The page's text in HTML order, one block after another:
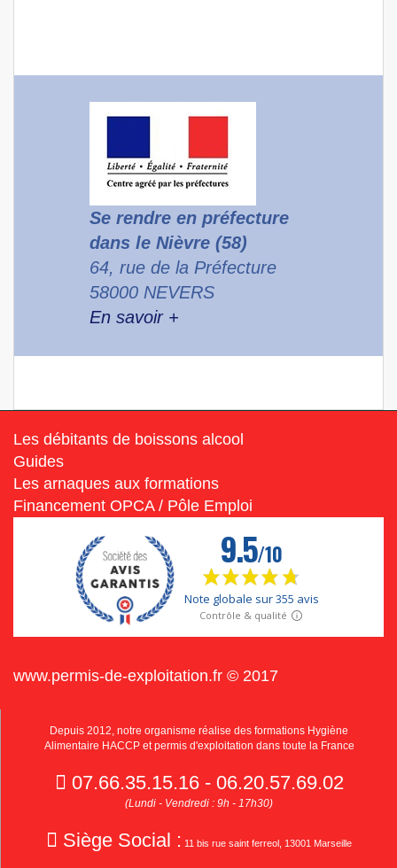
Se rendre en préfecture
dans le Nièvre (58)
64, rue de la Préfecture
58000 NEVERS
En savoir +
Les débitants de boissons alcool
Guides
Les arnaques aux formations
Financement OPCA / Pôle Emploi
www.permis-de-exploitation.fr © 2017
Depuis 2012, notre organisme réalise des formations Hygiène
Alimentaire HACCP et permis d'exploitation dans toute la France
07.66.35.15.16 - 06.20.57.69.02
(Lundi - Vendredi : 9h - 17h30)
Siège Social : 11 bis rue saint ferreol, 13001 Marseille